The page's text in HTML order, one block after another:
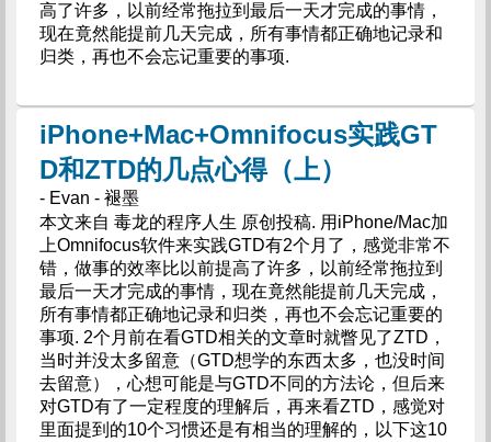
高了许多，以前经常拖拉到最后一天才完成的事情，
现在竟然能提前几天完成，所有事情都正确地记录和
归类，再也不会忘记重要的事项.
iPhone+Mac+Omnifocus实践GT
D和ZTD的几点心得（上）
- Evan - 褪墨
本文来自 毒龙的程序人生 原创投稿. 用iPhone/Mac加
上Omnifocus软件来实践GTD有2个月了，感觉非常不
错，做事的效率比以前提高了许多，以前经常拖拉到
最后一天才完成的事情，现在竟然能提前几天完成，
所有事情都正确地记录和归类，再也不会忘记重要的
事项. 2个月前在看GTD相关的文章时就瞥见了ZTD，
当时并没太多留意（GTD想学的东西太多，也没时间
去留意），心想可能是与GTD不同的方法论，但后来
对GTD有了一定程度的理解后，再来看ZTD，感觉对
里面提到的10个习惯还是有相当的理解的，以下这10